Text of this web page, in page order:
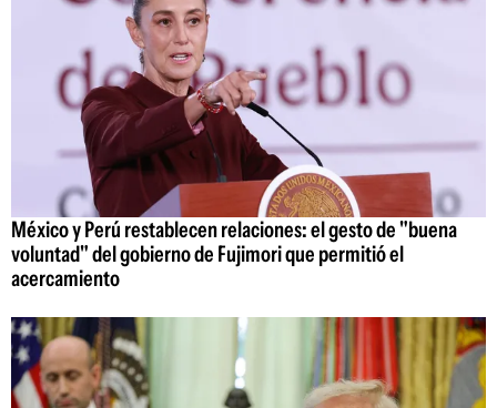
México y Perú restablecen relaciones: el gesto de "buena
voluntad" del gobierno de Fujimori que permitió el
acercamiento